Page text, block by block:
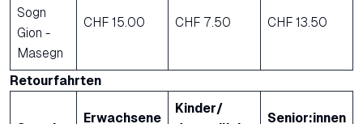
Sogn
Gion -
Masegn
CHF 15.00 CHF 7.50 CHF 13.50
Retourfahrten
Erwachsene
Kinder/
Senior:innen